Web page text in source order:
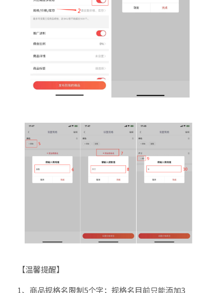
【温馨提醒】
1、商品规格名限制5个字；规格名目前只能添加3